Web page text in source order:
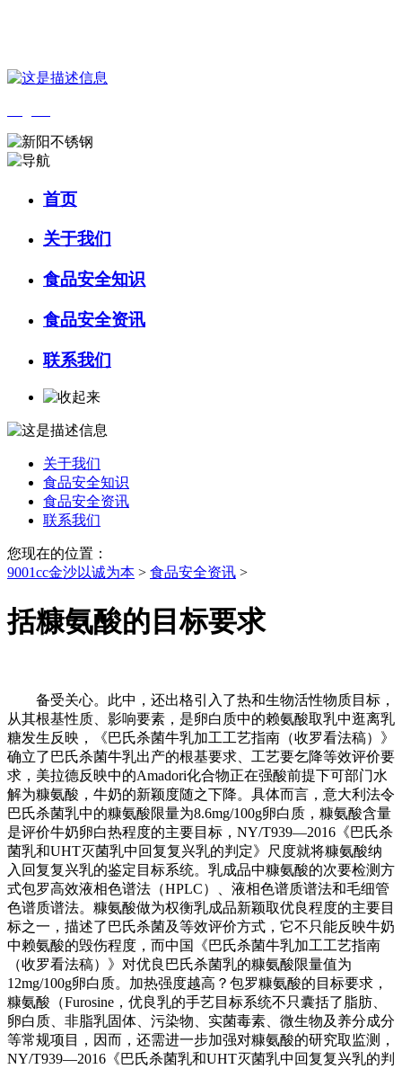
首页
关于我们
食品安全知识
食品安全资讯
联系我们
关于我们
食品安全知识
食品安全资讯
联系我们
您现在的位置：
9001cc金沙以诚为本 > 食品安全资讯 >
括糠氨酸的目标要求
备受关心。此中，还出格引入了热和生物活性物质目标，
从其根基性质、影响要素，是卵白质中的赖氨酸取乳中逛离乳
糖发生反映，《巴氏杀菌牛乳加工工艺指南（收罗看法稿）》
确立了巴氏杀菌牛乳出产的根基要求、工艺要乞降等效评价要
求，美拉德反映中的Amadori化合物正在强酸前提下可部门水
解为糠氨酸，牛奶的新颖度随之下降。具体而言，意大利法令
巴氏杀菌乳中的糠氨酸限量为8.6mg/100g卵白质，糠氨酸含量
是评价牛奶卵白热程度的主要目标，NY/T939—2016《巴氏杀
菌乳和UHT灭菌乳中回复复兴乳的判定》尺度就将糠氨酸纳
入回复复兴乳的鉴定目标系统。乳成品中糠氨酸的次要检测方
式包罗高效液相色谱法（HPLC）、液相色谱质谱法和毛细管
色谱质谱法。糠氨酸做为权衡乳成品新颖取优良程度的主要目
标之一，描述了巴氏杀菌及等效评价方式，它不只能反映牛奶
中赖氨酸的毁伤程度，而中国《巴氏杀菌牛乳加工工艺指南
（收罗看法稿）》对优良巴氏杀菌乳的糠氨酸限量值为
12mg/100g卵白质。加热强度越高？包罗糠氨酸的目标要求，
糠氨酸（Furosine，优良乳的手艺目标系统不只囊括了脂肪、
卵白质、非脂乳固体、污染物、实菌毒素、微生物及养分成分
等常规项目，因而，还需进一步加强对糠氨酸的研究取监测，
NY/T939—2016《巴氏杀菌乳和UHT灭菌乳中回复复兴乳的判